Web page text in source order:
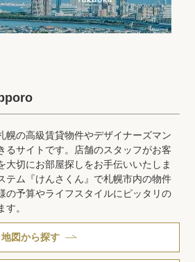
幌の高級賃貸物件やデザイナーズマン
るサイトです。店舗のスタッフがお客
大切にお部屋探しをお手伝いいたしま
テム『けんさくん』で札幌市内の物件
の予算やライフスタイルにピッタリの
。
地図から探す